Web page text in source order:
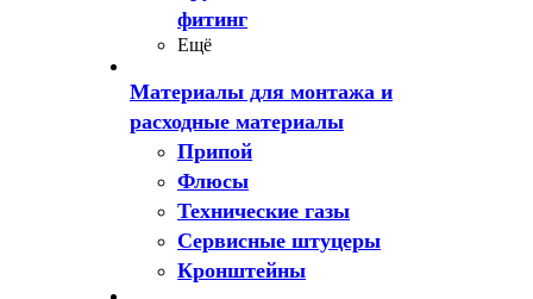
фитинг
Ещё
Материалы для монтажа и
расходные материалы
Припой
Флюсы
Технические газы
Сервисные штуцеры
Кронштейны